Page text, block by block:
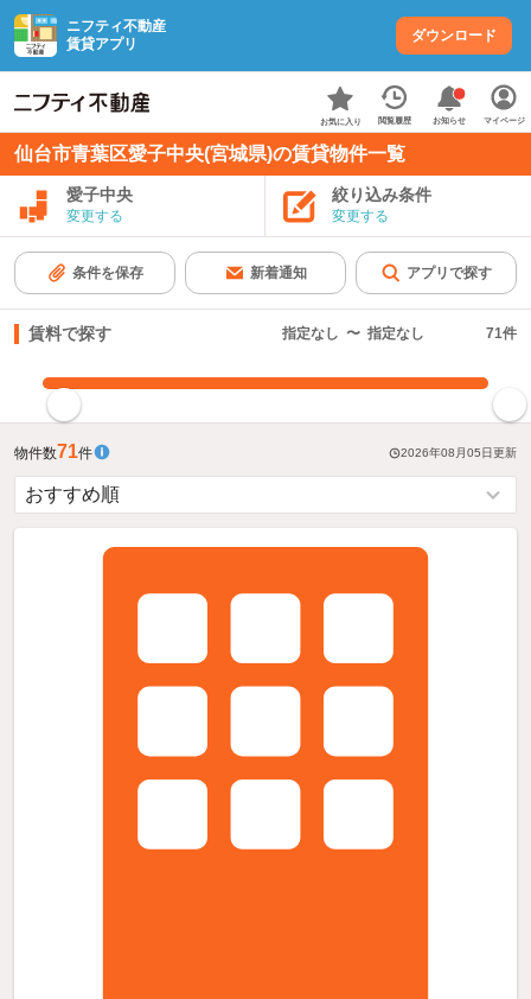
ニフティ不動産
賃貸アプリ
ダウンロード
お気に入り 閲覧履歴 お知らせ マイページ
仙台市青葉区愛子中央(宮城県)の賃貸物件一覧
愛子中央
変更する
絞り込み条件
変更する
条件を保存 新着通知 アプリで探す
賃料で探す 指定なし 〜 指定なし 71件
物件数71件 2026年08月05日更新